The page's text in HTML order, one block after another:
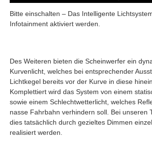
Bitte einschalten – Das Intelligente
Infotainment aktiviert werden.
Des Weiteren bieten die Scheinwerfer ein
Kurvenlicht, welches bei entsprechender
Lichtkegel bereits vor der Kurve in diese
Komplettiert wird das System von einem
sowie einem Schlechtwetterlicht, welches
nasse Fahrbahn verhindern soll. Bei unseren
dies tatsächlich durch gezieltes Dimmen
realisiert werden.